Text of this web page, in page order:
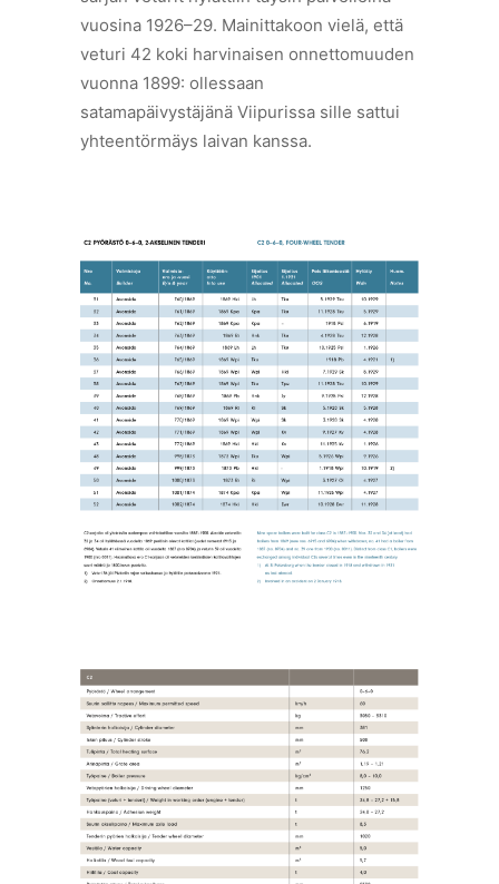
vuosina 1926–29. Mainittakoon vielä, että
veturi 42 koki harvinaisen onnettomuuden
vuonna 1899: ollessaan
satamapäivystäjänä Viipurissa sille sattui
yhteentörmäys laivan kanssa.